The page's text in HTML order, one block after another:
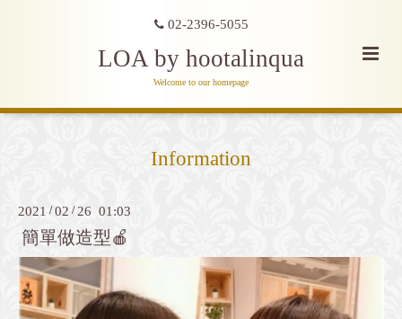
02-2396-5055
LOA by hootalinqua
Welcome to our homepage
Information
2021 /02 / 26 01:03
簡單做造型🍎